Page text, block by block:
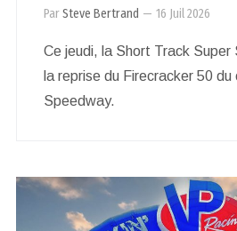
ParSteve Bertrand — 16 Juil 2026
Ce jeudi, la Short Track Super
la reprise du Firecracker 50
Speedway.